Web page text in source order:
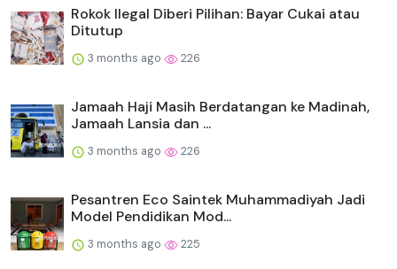
Rokok Ilegal Diberi Pilihan: Bayar Cukai atau
Ditutup
3 months ago 226
Jamaah Haji Masih Berdatangan ke Madinah,
Jamaah Lansia dan ...
3 months ago 226
Pesantren Eco Saintek Muhammadiyah Jadi
Model Pendidikan Mod...
3 months ago 225